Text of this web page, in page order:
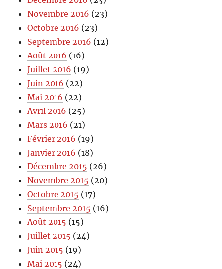
Novembre 2016 (23)
Octobre 2016 (23)
Septembre 2016 (12)
Août 2016 (16)
Juillet 2016 (19)
Juin 2016 (22)
Mai 2016 (22)
Avril 2016 (25)
Mars 2016 (21)
Février 2016 (19)
Janvier 2016 (18)
Décembre 2015 (26)
Novembre 2015 (20)
Octobre 2015 (17)
Septembre 2015 (16)
Août 2015 (15)
Juillet 2015 (24)
Juin 2015 (19)
Mai 2015 (24)